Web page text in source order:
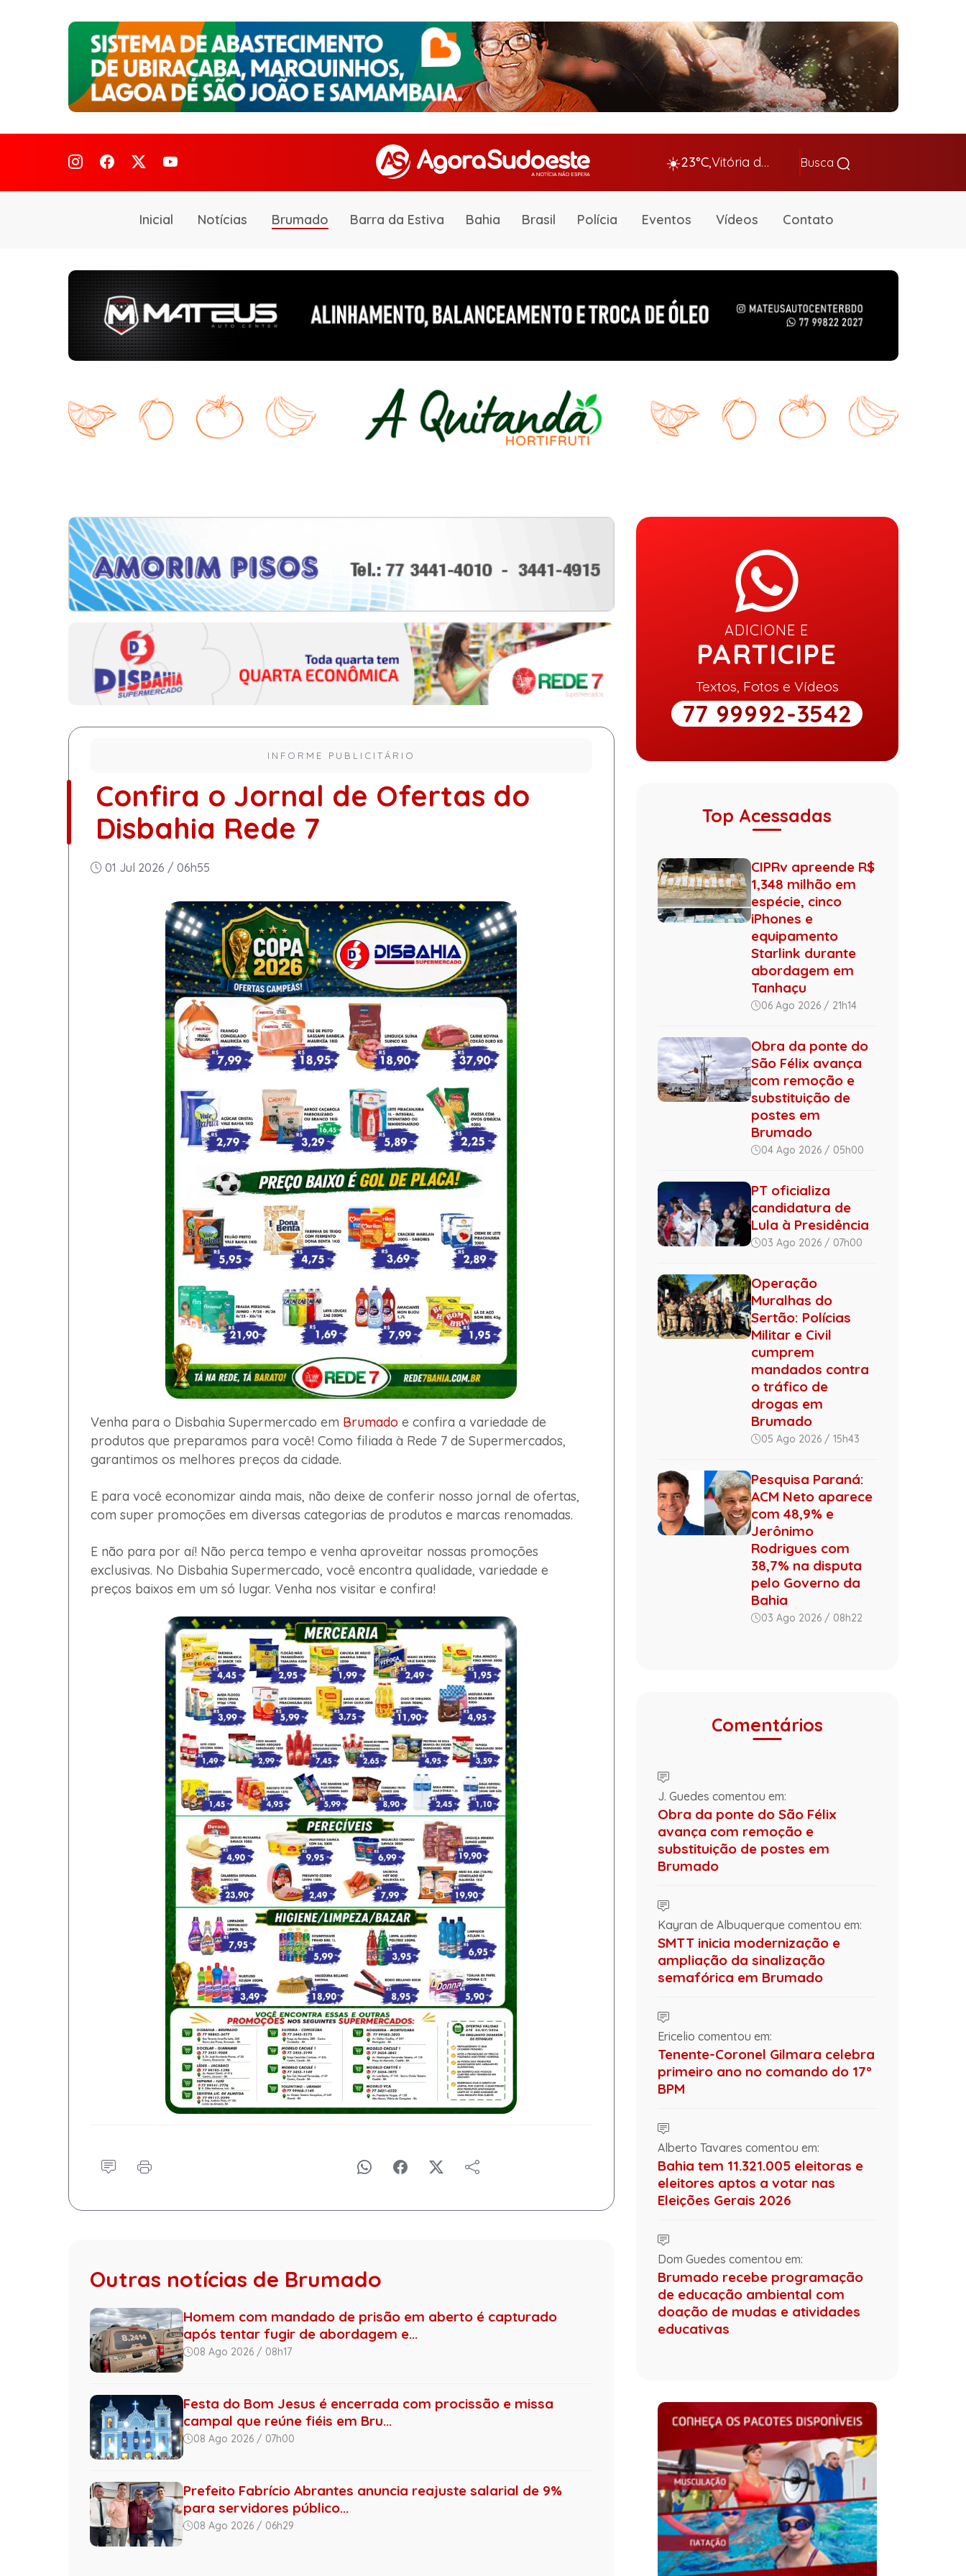
☀️23°C, Vitória da Conq… Busca
Inicial Notícias Brumado Barra da Estiva Bahia Brasil Polícia Eventos Vídeos Contato
INFORME PUBLICITÁRIO
Confira o Jornal de Ofertas do
Disbahia Rede 7
01 Jul 2026 / 06h55
Venha para o Disbahia Supermercado em Brumado e confira a variedade de
produtos que preparamos para você! Como filiada à Rede 7 de Supermercados,
garantimos os melhores preços da cidade.
E para você economizar ainda mais, não deixe de conferir nosso jornal de ofertas,
com super promoções em diversas categorias de produtos e marcas renomadas.
E não para por aí! Não perca tempo e venha aproveitar nossas promoções
exclusivas. No Disbahia Supermercado, você encontra qualidade, variedade e
preços baixos em um só lugar. Venha nos visitar e confira!
Outras notícias de Brumado
Homem com mandado de prisão em aberto é capturado
após tentar fugir de abordagem e...
08 Ago 2026 / 08h17
Festa do Bom Jesus é encerrada com procissão e missa
campal que reúne fiéis em Bru...
08 Ago 2026 / 07h00
Prefeito Fabrício Abrantes anuncia reajuste salarial de 9%
para servidores público...
08 Ago 2026 / 06h29
ADICIONE E
PARTICIPE
Textos, Fotos e Vídeos
77 99992-3542
Top Acessadas
CIPRv apreende R$
1,348 milhão em
espécie, cinco
iPhones e
equipamento
Starlink durante
abordagem em
Tanhaçu
06 Ago 2026 / 21h14
Obra da ponte do
São Félix avança
com remoção e
substituição de
postes em
Brumado
04 Ago 2026 / 05h00
PT oficializa
candidatura de
Lula à Presidência
03 Ago 2026 / 07h00
Operação
Muralhas do
Sertão: Polícias
Militar e Civil
cumprem
mandados contra
o tráfico de
drogas em
Brumado
05 Ago 2026 / 15h43
Pesquisa Paraná:
ACM Neto aparece
com 48,9% e
Jerônimo
Rodrigues com
38,7% na disputa
pelo Governo da
Bahia
03 Ago 2026 / 08h22
Comentários
J. Guedes comentou em:
Obra da ponte do São Félix
avança com remoção e
substituição de postes em
Brumado
Kayran de Albuquerque comentou em:
SMTT inicia modernização e
ampliação da sinalização
semafórica em Brumado
Ericelio comentou em:
Tenente-Coronel Gilmara celebra
primeiro ano no comando do 17º
BPM
Alberto Tavares comentou em:
Bahia tem 11.321.005 eleitoras e
eleitores aptos a votar nas
Eleições Gerais 2026
Dom Guedes comentou em:
Brumado recebe programação
de educação ambiental com
doação de mudas e atividades
educativas